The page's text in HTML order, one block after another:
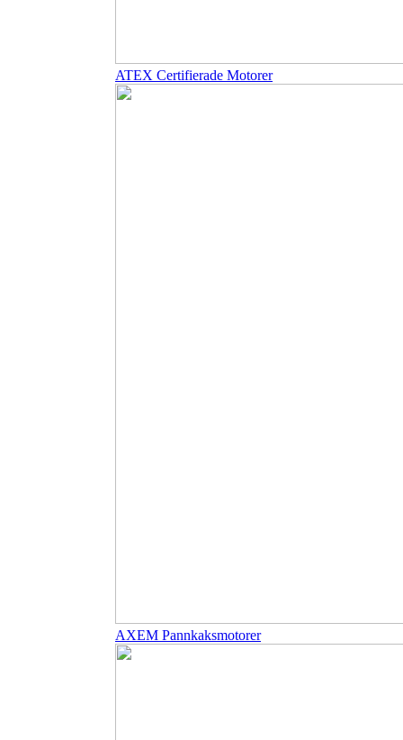
ATEX Certifierade Motorer
AXEM Pannkaksmotorer